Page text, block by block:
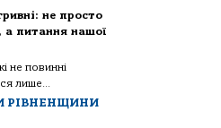
не просто
а питання нашої
не повинні
лише...
РІВНЕНЩИНИ